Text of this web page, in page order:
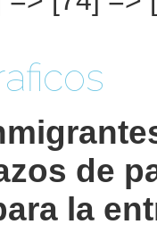
de
la